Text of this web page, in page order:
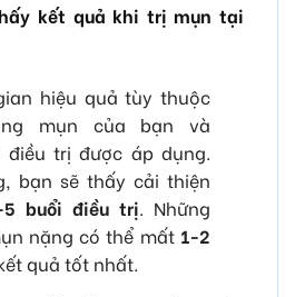
kết quả khi trị mụn tại
hiệu quả tùy thuộc
mụn của bạn và
điều trị được áp dụng.
bạn sẽ thấy cải thiện
buổi điều trị. Những
nặng có thể mất 1-2
quả tốt nhất.